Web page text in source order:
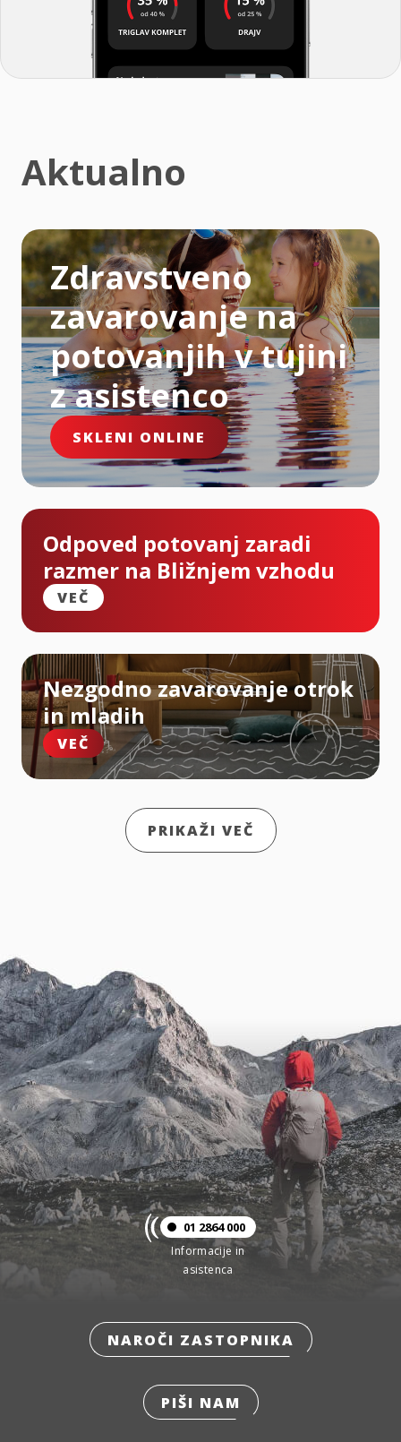
Aktualno
Zdravstveno
zavarovanje na
potovanjih v tujini
z asistenco
SKLENI ONLINE
Odpoved potovanj zaradi
razmer na Bližnjem vzhodu
VEČ
Nezgodno zavarovanje otrok
in mladih
VEČ
PRIKAŽI VEČ
01 2864 000
Informacije in
asistenca
NAROČI ZASTOPNIKA
PIŠI NAM